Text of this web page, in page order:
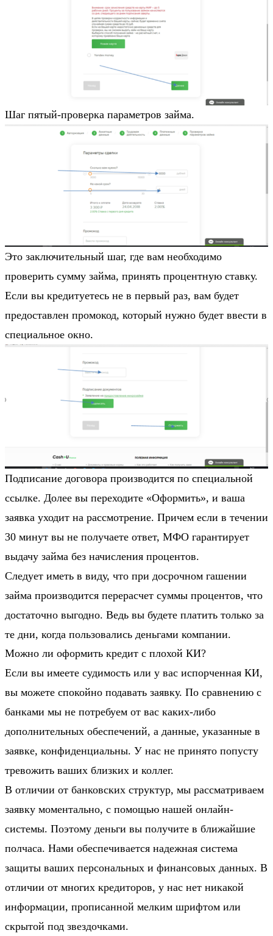
Шаг пятый-проверка параметров займа.
Это заключительный шаг, где вам необходимо
проверить сумму займа, принять процентную ставку.
Если вы кредитуетесь не в первый раз, вам будет
предоставлен промокод, который нужно будет ввести в
специальное окно.
Подписание договора производится по специальной
ссылке. Долее вы переходите «Оформить», и ваша
заявка уходит на рассмотрение. Причем если в течении
30 минут вы не получаете ответ, МФО гарантирует
выдачу займа без начисления процентов.
Следует иметь в виду, что при досрочном гашении
займа производится перерасчет суммы процентов, что
достаточно выгодно. Ведь вы будете платить только за
те дни, когда пользовались деньгами компании.
Можно ли оформить кредит с плохой КИ?
Если вы имеете судимость или у вас испорченная КИ,
вы можете спокойно подавать заявку. По сравнению с
банками мы не потребуем от вас каких-либо
дополнительных обеспечений, а данные, указанные в
заявке, конфиденциальны. У нас не принято попусту
тревожить ваших близких и коллег.
В отличии от банковских структур, мы рассматриваем
заявку моментально, с помощью нашей онлайн-
системы. Поэтому деньги вы получите в ближайшие
полчаса. Нами обеспечивается надежная система
защиты ваших персональных и финансовых данных. В
отличии от многих кредиторов, у нас нет никакой
информации, прописанной мелким шрифтом или
скрытой под звездочками.